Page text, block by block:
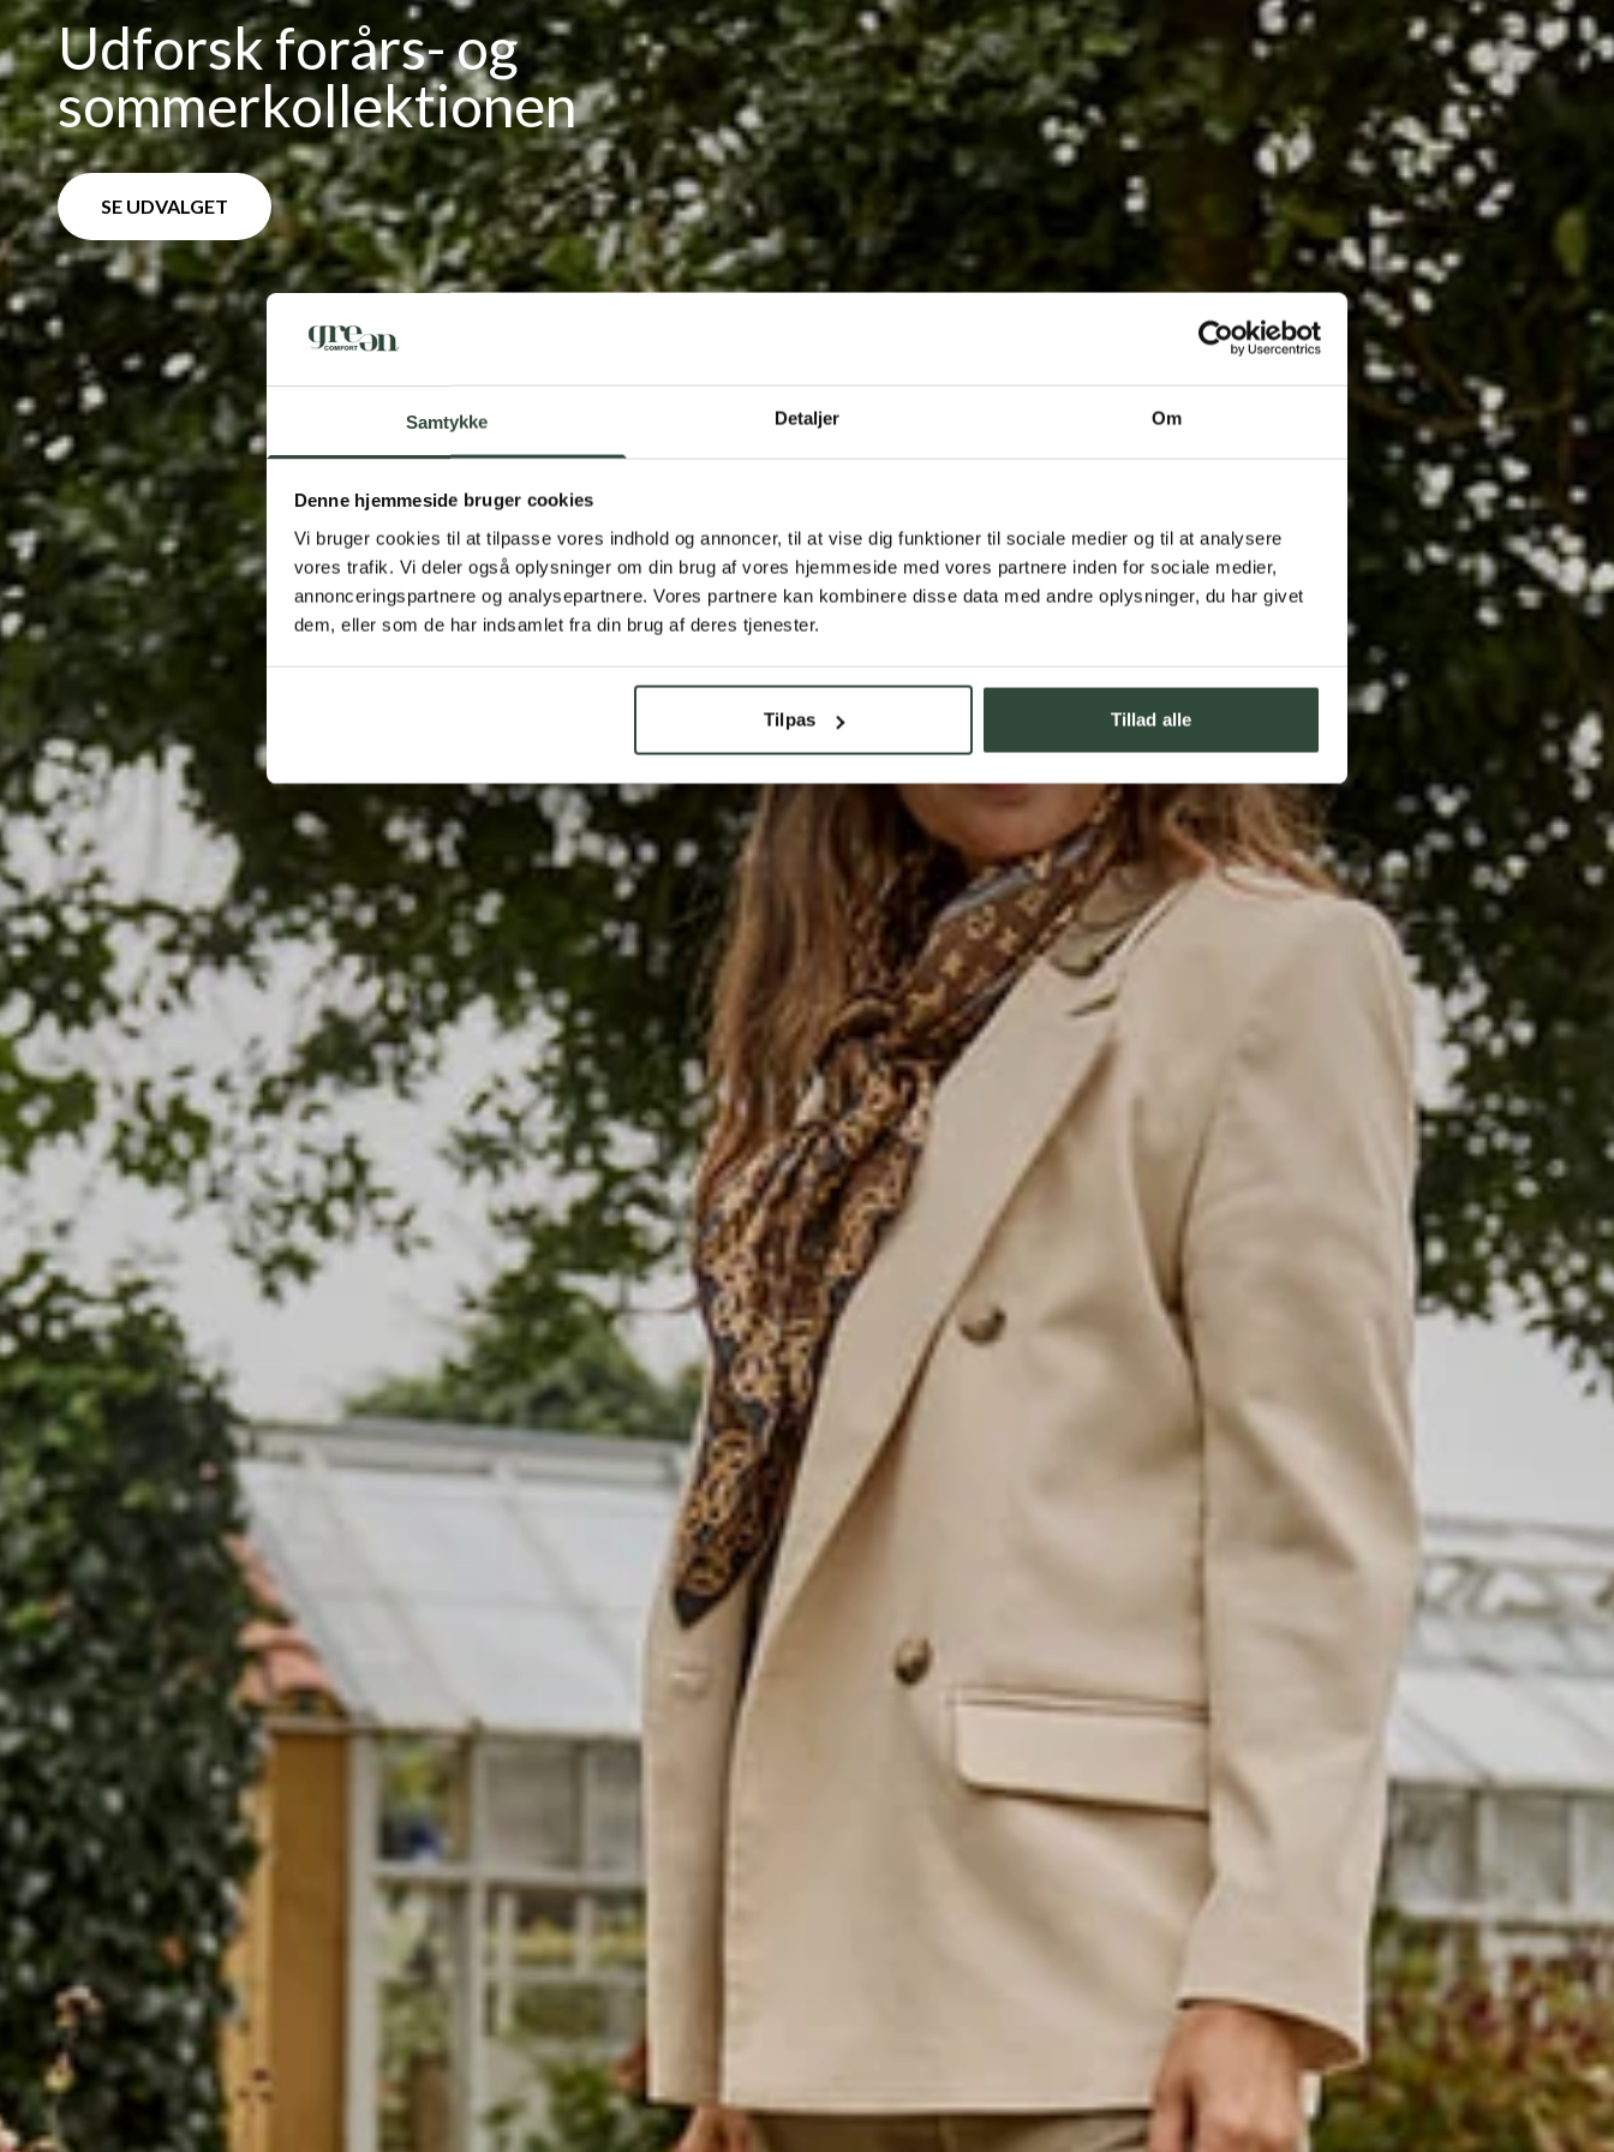
Samtykke Detaljer Om
Denne hjemmeside bruger cookies
Vi bruger cookies til at tilpasse vores indhold og annoncer, til at vise dig funktioner til sociale medier og til at analysere
vores trafik. Vi deler også oplysninger om din brug af vores hjemmeside med vores partnere inden for sociale medier,
annonceringspartnere og analysepartnere. Vores partnere kan kombinere disse data med andre oplysninger, du har givet
dem, eller som de har indsamlet fra din brug af deres tjenester.
Tilpas Tillad alle
Udforsk forårs- og
sommerkollektionen
SE UDVALGET